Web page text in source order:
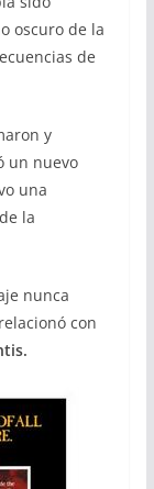
oscuro de la
de
y
un nuevo
una
la
nunca
con